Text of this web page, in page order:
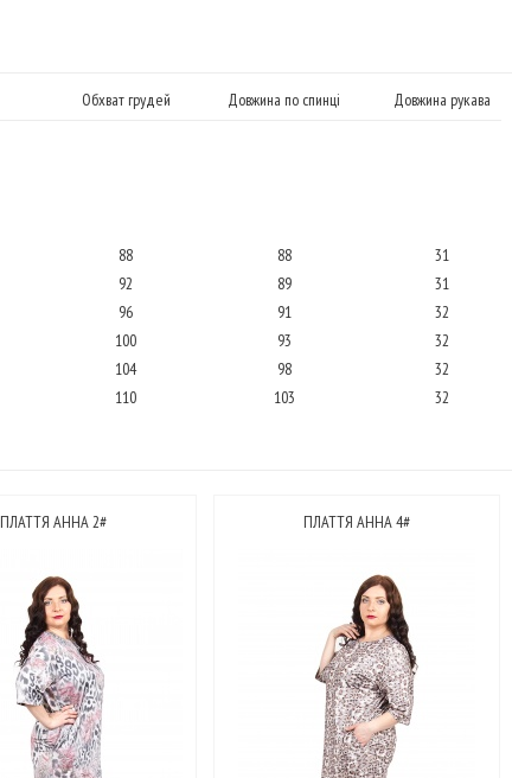
Обхват грудей Довжина по спинці
Довжина рукава
88 88
31
92 89
31
96 91
32
100 93
32
104 98
32
110 103 32
ПЛАТТЯ АННА 2# ПЛАТТЯ АННА 4#